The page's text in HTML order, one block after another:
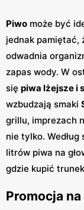
Piwo może być
jednak pamiętać,
odwadnia
zapas wody. W
się piwa lżejsze i
wzbudzają smaki
grillu, imprezach
nie tylko.
litrów piwa na
gdzie kupić
Promocja